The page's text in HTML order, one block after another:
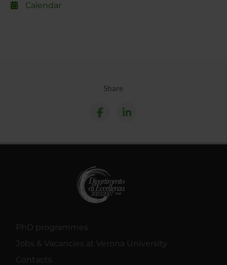
Calendar
Share
PhD programmes
Jobs & Vacancies at Verona University
Contacts